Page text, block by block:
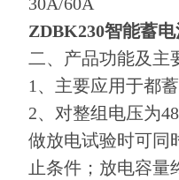
ZDBK230智能蓄
二、产品功能及主
1、主要应用于都
2、对整组电压为
做放电试验时可同
止条件；放电容